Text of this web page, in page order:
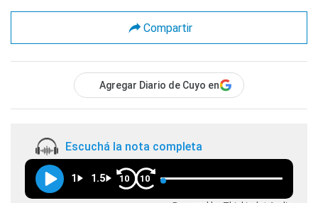
Compartir
Agregar Diario de Cuyo en
Escuchá la nota completa
1 1.5 10 10